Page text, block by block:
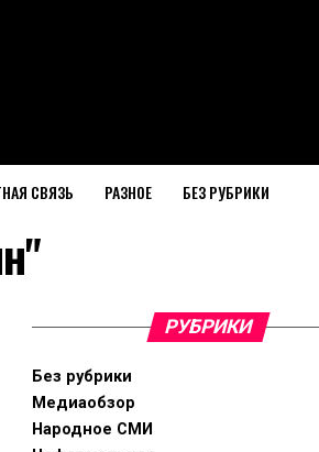
СВЯЗЬ РАЗНОЕ БЕЗ РУБРИКИ
РУБРИКИ
Без рубрики
Медиаобзор
Народное СМИ